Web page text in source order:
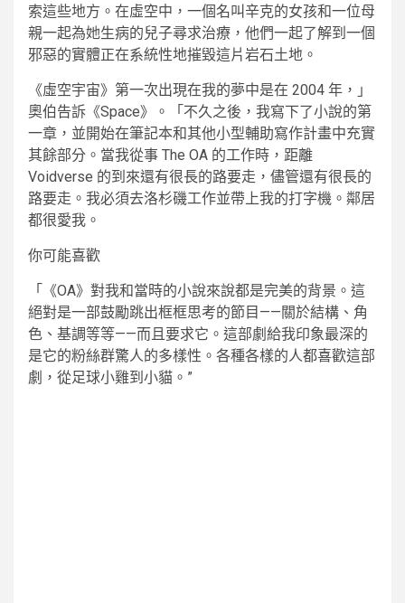
索這些地方。在虛空中，一個名叫辛克的女孩和一位母
親一起為她生病的兒子尋求治療，他們一起了解到一個
邪惡的實體正在系統性地摧毀這片岩石土地。
《虛空宇宙》第一次出現在我的夢中是在 2004 年，」
奧伯告訴《Space》。「不久之後，我寫下了小說的第
一章，並開始在筆記本和其他小型輔助寫作計畫中充實
其餘部分。當我從事 The OA 的工作時，距離
Voidverse 的到來還有很長的路要走，儘管還有很長的
路要走。我必須去洛杉磯工作並帶上我的打字機。鄰居
都很愛我。
你可能喜歡
「《OA》對我和當時的小說來說都是完美的背景。這
絕對是一部鼓勵跳出框框思考的節目——關於結構、角
色、基調等等——而且要求它。這部劇給我印象最深的
是它的粉絲群驚人的多樣性。各種各樣的人都喜歡這部
劇，從足球小雞到小貓。”